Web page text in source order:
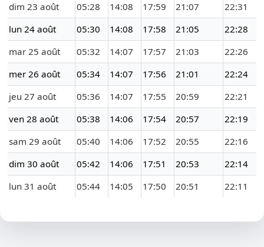
dim 23 août
05:28 14:08 17:59 21:07
22:31
lun 24 août
05:30 14:08 17:58 21:05
22:28
mar 25 août
05:32 14:07 17:57 21:03
22:26
mer 26 août
05:34 14:07 17:56 21:01
22:24
jeu 27 août
05:36 14:07 17:55 20:59
22:21
ven 28 août
05:38 14:06 17:54 20:57
22:19
sam 29 août
05:40 14:06 17:52 20:55
22:16
dim 30 août
05:42 14:06 17:51 20:53
22:14
lun 31 août
05:44 14:05 17:50 20:51 22:11